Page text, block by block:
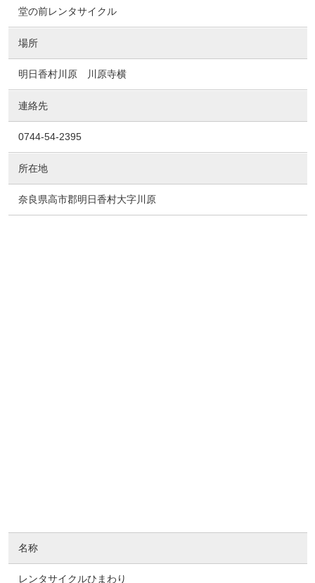
堂の前レンタサイクル
場所
明日香村川原 川原寺横
連絡先
0744-54-2395
所在地
奈良県高市郡明日香村大字川原
名称
レンタサイクルひまわり